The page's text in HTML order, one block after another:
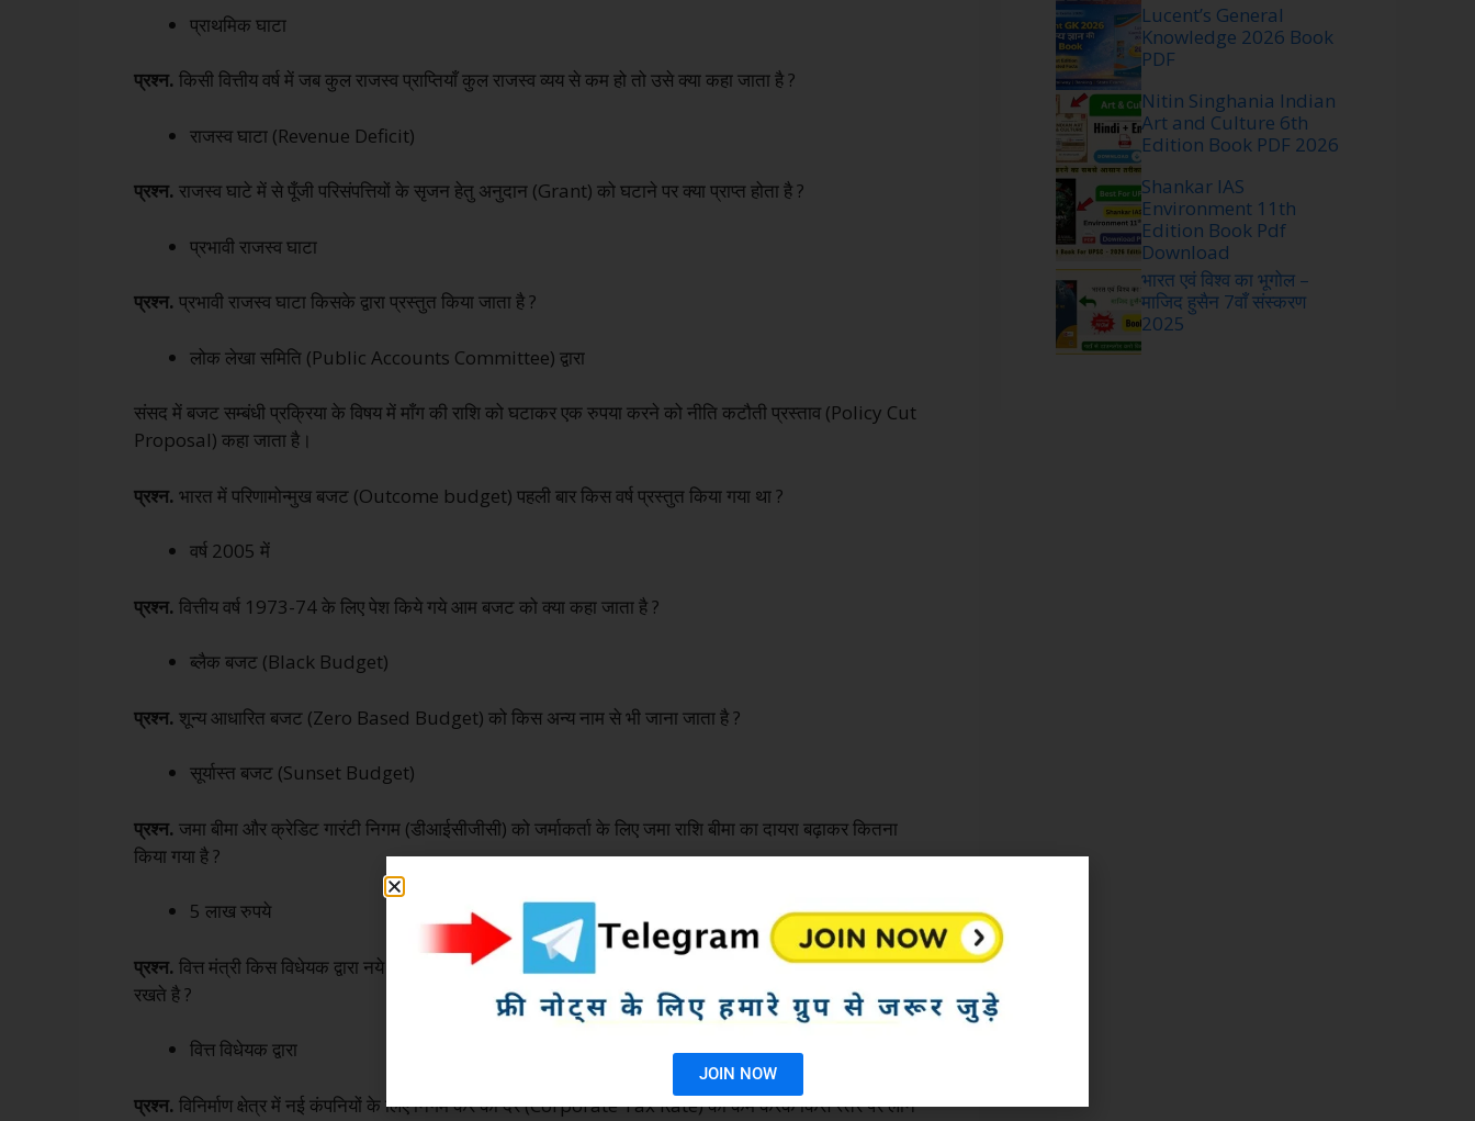
प्राथमिक घाटा
प्रश्न. किसी वित्तीय वर्ष में जब कुल राजस्व प्राप्तियाँ कुल राजस्व व्यय से कम हो तो उसे क्या कहा जाता है ?
राजस्व घाटा (Revenue Deficit)
प्रश्न. राजस्व घाटे में से पूँजी परिसंपत्तियों के सृजन हेतु अनुदान (Grant) को घटाने पर क्या प्राप्त होता है ?
प्रभावी राजस्व घाटा
प्रश्न. प्रभावी राजस्व घाटा किसके द्वारा प्रस्तुत किया जाता है ?
लोक लेखा समिति (Public Accounts Committee) द्वारा
संसद में बजट सम्बंधी प्रक्रिया के विषय में माँग की राशि को घटाकर एक रुपया करने को नीति कटौती प्रस्ताव (Policy Cut
Proposal) कहा जाता है।
प्रश्न. भारत में परिणामोन्मुख बजट (Outcome budget) पहली बार किस वर्ष प्रस्तुत किया गया था ?
वर्ष 2005 में
प्रश्न. वित्तीय वर्ष 1973-74 के लिए पेश किये गये आम बजट को क्या कहा जाता है ?
ब्लैक बजट (Black Budget)
प्रश्न. शून्य आधारित बजट (Zero Based Budget) को किस अन्य नाम से भी जाना जाता है ?
सूर्यास्त बजट (Sunset Budget)
प्रश्न. जमा बीमा और क्रेडिट गारंटी निगम (डीआईसीजीसी) को जर्माकर्ता के लिए जमा राशि बीमा का दायरा बढ़ाकर कितना
किया गया है ?
5 लाख रुपये
प्रश्न. वित्त मंत्री किस विधेयक द्वारा नये करों के रोपण. वर्तमान कर ढांचे में सुधार या उसी रूप में अनुमोदित करने का प्रस्ताव
रखते है ?
वित्त विधेयक द्वारा
प्रश्न. विनिर्माण क्षेत्र में नई कंपनियों के लिए निगम कर की दर (Corporate Tax Rate) को कम करके किस स्तर पर लाने
Lucent’s General
Knowledge 2026 Book
PDF
Nitin Singhania Indian
Art and Culture 6th
Edition Book PDF 2026
Shankar IAS
Environment 11th
Edition Book Pdf
Download
भारत एवं विश्व का भूगोल –
माजिद हुसैन 7वाँ संस्करण
2025
JOIN NOW